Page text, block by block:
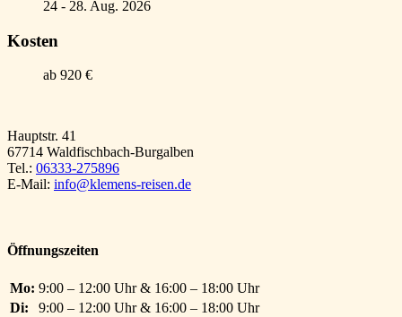
24 - 28. Aug. 2026
Kosten
ab 920 €
Hauptstr. 41
67714 Waldfischbach-Burgalben
Tel.: 06333-275896
E-Mail: info@klemens-reisen.de
Öffnungszeiten
Mo: 9:00 – 12:00 Uhr & 16:00 – 18:00 Uhr
Di:
9:00 – 12:00 Uhr & 16:00 – 18:00 Uhr